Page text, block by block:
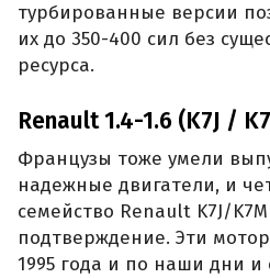
турбированные версии
их до 350-400 сил без
ресурса.
Renault 1.4-1.6 (K7J /
Французы тоже умели
надежные двигатели, и
семейство Renault K7J/
подтверждение. Эти
1995 года и по наши дни и